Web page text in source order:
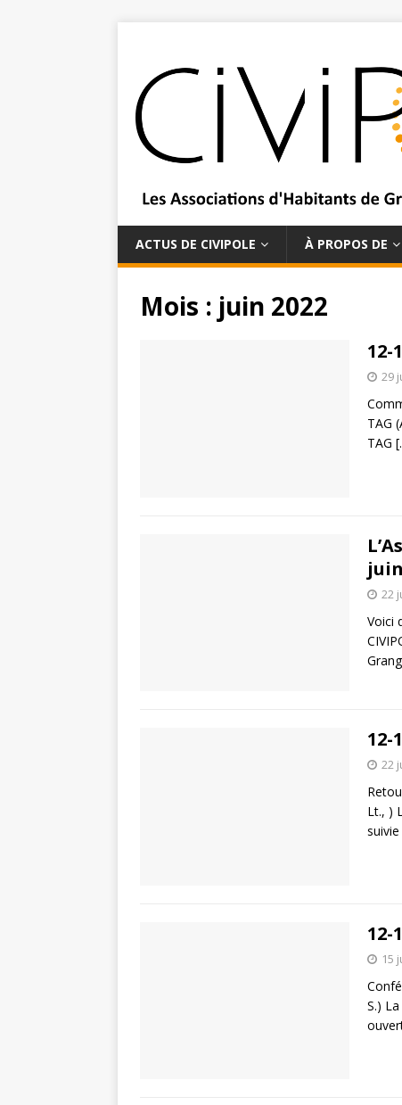
ACTUS DE CIVIPOLE À PROPOS DE
Mois : juin 2022
12-
29
TAG
TAG
22
Voici
12-
22
Lt., )
suivie
12-
15
S.)